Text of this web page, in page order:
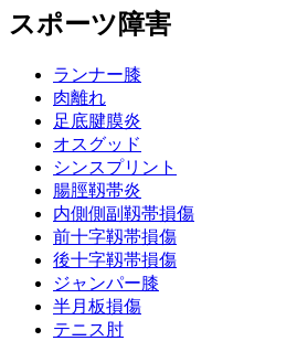
スポーツ障害
ランナー膝
肉離れ
足底腱膜炎
オスグッド
シンスプリント
腸脛靱帯炎
内側側副靱帯損傷
前十字靱帯損傷
後十字靱帯損傷
ジャンパー膝
半月板損傷
テニス肘